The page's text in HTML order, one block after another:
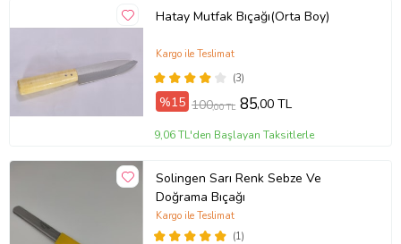
Hatay Mutfak Bıçağı(Orta Boy)
(3)
Kargo ile Teslimat
%15 100,00 TL 85,00 TL
9,06 TL'den Başlayan Taksitlerle
Solingen Sarı Renk Sebze Ve
Doğrama Bıçağı
(1)
Kargo ile Teslimat